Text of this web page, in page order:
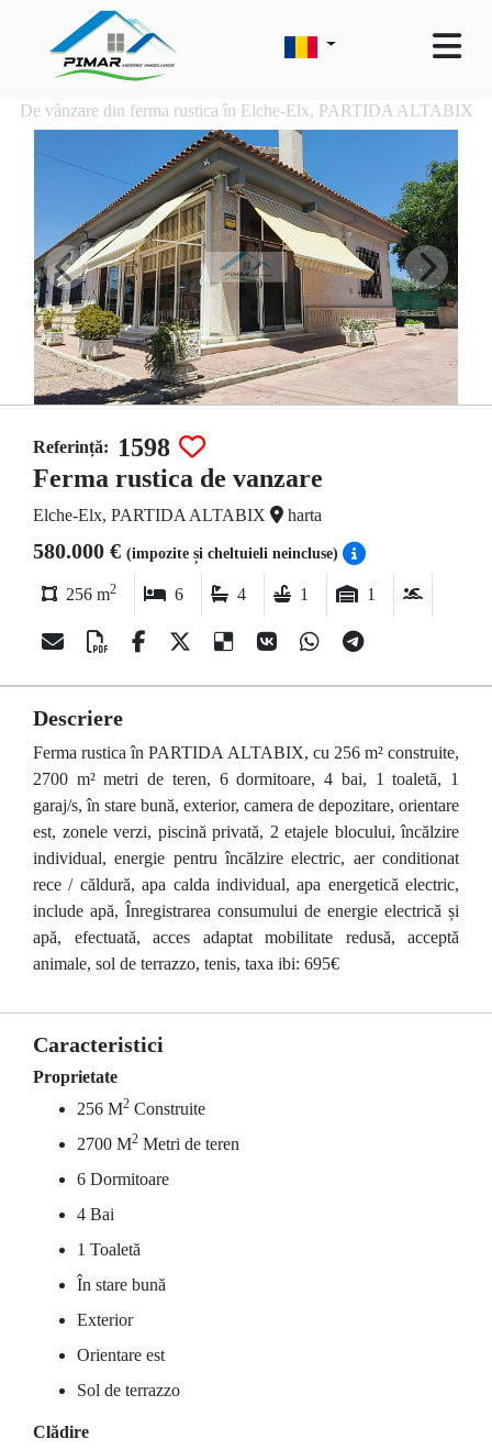
De vânzare din ferma rustica în Elche-Elx, PARTIDA ALTABIX
Referință:
1598
Ferma rustica de vanzare
Elche-Elx, PARTIDA ALTABIX harta
580.000 € (impozite și cheltuieli neincluse)
256 m2 6 4 1 1
Descriere
Ferma rustica în PARTIDA ALTABIX, cu 256 m² construite,
2700 m² metri de teren, 6 dormitoare, 4 bai, 1 toaletă, 1
garaj/s, în stare bună, exterior, camera de depozitare, orientare
est, zonele verzi, piscină privată, 2 etajele blocului, încălzire
individual, energie pentru încălzire electric, aer conditionat
rece / căldură, apa calda individual, apa energetică electric,
include apă, Înregistrarea consumului de energie electrică și
apă, efectuată, acces adaptat mobilitate redusă, acceptă
animale, sol de terrazzo, tenis, taxa ibi: 695€
Caracteristici
Proprietate
256 M2 Construite
2700 M2 Metri de teren
6 Dormitoare
4 Bai
1 Toaletă
În stare bună
Exterior
Orientare est
Sol de terrazzo
Clădire